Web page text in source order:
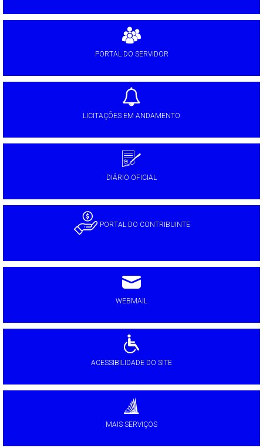
PORTAL DO SERVIDOR
LICITAÇÕES EM ANDAMENTO
DIÁRIO OFICIAL
PORTAL DO CONTRIBUINTE
WEBMAIL
ACESSIBILIDADE DO SITE
MAIS SERVIÇOS